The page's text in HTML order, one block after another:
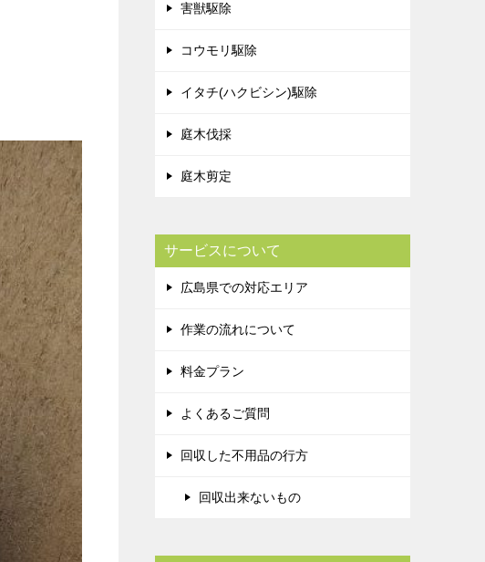
害獣駆除
コウモリ駆除
イタチ(ハクビシン)駆除
庭木伐採
庭木剪定
サービスについて
広島県での対応エリア
作業の流れについて
料金プラン
よくあるご質問
回収した不用品の行方
回収出来ないもの